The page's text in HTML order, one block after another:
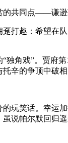
共同点——谦
打趣：希望在
独角戏”。贾府
辛的争顶中破
玩笑话。幸运
说帕尔默回归